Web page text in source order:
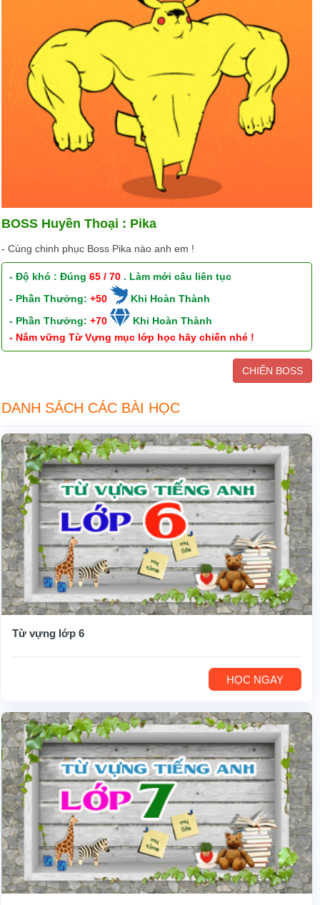
BOSS Huyền Thoại : Pika
- Cùng chinh phục Boss Pika nào anh em !
- Độ khó : Đúng65 / 70 . Làm mới câu liên tục
- Phần Thưởng:+50
Khi Hoàn Thành
- Phần Thưởng:+70
Khi Hoàn Thành
- Nắm vững Từ Vựng mục lớp học hãy chiến nhé !
CHIẾN BOSS
DANH SÁCH CÁC BÀI HỌC
Từ vựng lớp 6
HỌC NGAY